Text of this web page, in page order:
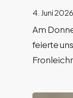
4. Juni 2026
Am
feierte